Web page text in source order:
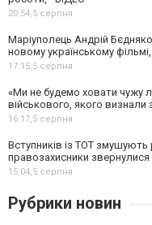
20:54,5 серпня
Маріуполець Андрій
новому українському
17:15,5 серпня
«Ми не будемо ховати чужу
військового, якого визнали
16:17,5 серпня
Вступників із ТОТ
правозахисники
15:04,5 серпня
Рубрики новин